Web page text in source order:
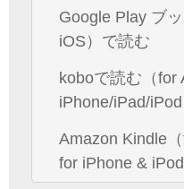
Google Play ブ
iOS）で読む
koboで読む（for
iPhone/iPad/iPod
Amazon Kindle
for iPhone &